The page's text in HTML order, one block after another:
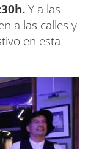
Y a las
a las calles y
en esta